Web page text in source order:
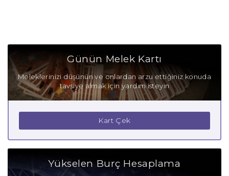
Günün Melek Kartı
Meleklerinizi düşünün ve onlardan arzu ettiğiniz konuda
tavsiye almak için yardım isteyin
Kart Çek
Yükselen Burç Hesaplama